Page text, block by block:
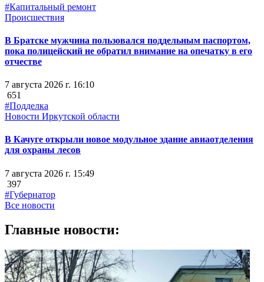
#Капитальный ремонт
Происшествия
В Братске мужчина пользовался поддельным паспортом,
пока полицейский не обратил внимание на опечатку в его
отчестве
7 августа 2026 г. 16:10
651
#Подделка
Новости Иркутской области
В Качуге открыли новое модульное здание авиаотделения
для охраны лесов
7 августа 2026 г. 15:49
397
#Губернатор
Все новости
Главные новости: